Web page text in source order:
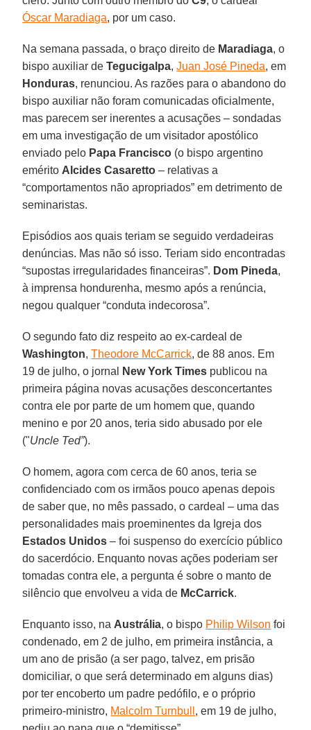
Óscar Maradiaga, por um caso.
Na semana passada, o braço direito de Maradiaga, o
bispo auxiliar deTegucigalpa,Juan José Pineda, em
Honduras, renunciou. As razões para o abandono do
bispo auxiliar não foram comunicadas oficialmente,
mas parecem ser inerentes a acusações – sondadas
em uma investigação de um visitador apostólico
enviado pelo Papa Francisco (o bispo argentino
emérito Alcides Casaretto – relativas a
“comportamentos não apropriados” em detrimento de
seminaristas.
Episódios aos quais teriam se seguido verdadeiras
denúncias. Mas não só isso. Teriam sido encontradas
“supostas irregularidades financeiras”. Dom Pineda,
à imprensa hondurenha, mesmo após a renúncia,
negou qualquer “conduta indecorosa”.
O segundo fato diz respeito ao ex-cardeal de
Washington,Theodore McCarrick, de 88 anos. Em
19 de julho, o jornal
New York Times publicou na
primeira página novas acusações desconcertantes
contra ele por parte de um homem que, quando
menino e por 20 anos, teria sido abusado por ele
("Uncle Ted”).
O homem, agora com cerca de 60 anos, teria se
confidenciado com os irmãos pouco apenas depois
de saber que, no mês passado, o cardeal – uma das
personalidades mais proeminentes da Igreja dos
Estados Unidos – foi suspenso do exercício público
do sacerdócio. Enquanto novas ações poderiam ser
tomadas contra ele, a pergunta é sobre o manto de
silêncio que envolveu a vida de McCarrick.
Enquanto isso, na Austrália, o bispo Philip Wilson foi
condenado, em 2 de julho, em primeira instância, a
um ano de prisão (a ser pago, talvez, em prisão
domiciliar, o que será determinado em alguns dias)
por ter encoberto um padre pedófilo, e o próprio
primeiro-ministro, Malcolm Turnbull , em 19 de julho,